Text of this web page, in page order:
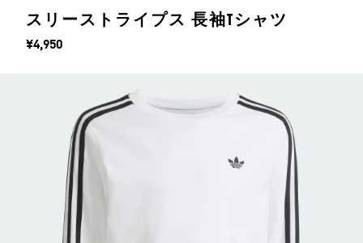
スリーストライプス 長袖Tシャツ
価格
¥4,950